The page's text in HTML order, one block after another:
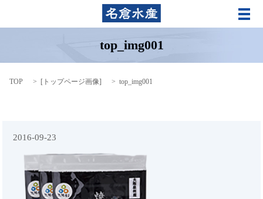
メ
top_img001
TOP [ トップページ画像] top_img001
2016-09-23